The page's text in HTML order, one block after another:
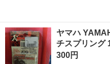
ヤマハ
チスプリング
300円